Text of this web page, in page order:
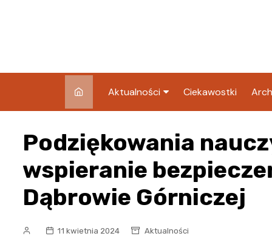
Aktualności
Blog
Ciekawostki
Podziękowania
wspieranie
Dąbrowie Górniczej
11 kwietnia 2024 Aktualności